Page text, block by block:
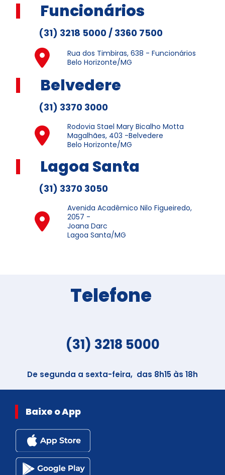
Funcionários
(31) 3218 5000 / 3360 7500
Rua dos Timbiras, 638 - Funcionários
Belo Horizonte/MG
Belvedere
(31) 3370 3000
Rodovia Stael Mary Bicalho Motta
Magalhães, 403 -Belvedere
Belo Horizonte/MG
Lagoa Santa
(31) 3370 3050
Avenida Acadêmico Nilo Figueiredo,
2057 -
Joana Darc
Lagoa Santa/MG
Telefone
(31) 3218 5000
De segunda a sexta-feira, das 8h15 às 18h
Baixe o App